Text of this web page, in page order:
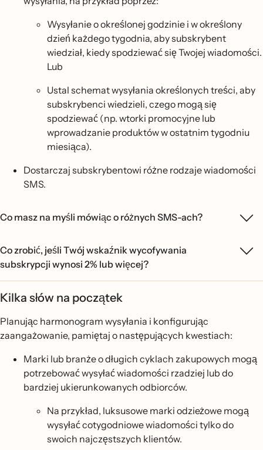
Wysyłanie o określonej godzinie i w określony
dzień każdego tygodnia, aby subskrybent
wiedział, kiedy spodziewać się Twojej wiadomości.
Lub
Ustal schemat wysyłania określonych treści, aby
subskrybenci wiedzieli, czego mogą się
spodziewać (np. wtorki promocyjne lub
wprowadzanie produktów w ostatnim tygodniu
miesiąca).
Dostarczaj subskrybentowi różne rodzaje wiadomości
SMS.
Co masz na myśli mówiąc o różnych SMS-ach?
Co zrobić, jeśli Twój wskaźnik wycofywania
subskrypcji wynosi 2% lub więcej?
Kilka słów na początek
Planując harmonogram wysyłania i konfigurując
zaangażowanie, pamiętaj o następujących kwestiach:
Marki lub branże o długich cyklach zakupowych mogą
potrzebować wysyłać wiadomości rzadziej lub do
bardziej ukierunkowanych odbiorców.
Na przykład, luksusowe marki odzieżowe mogą
wysyłać cotygodniowe wiadomości tylko do
swoich najczęstszych klientów.